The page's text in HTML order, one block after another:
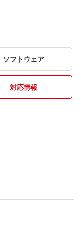
ソフトウェア
対応情報